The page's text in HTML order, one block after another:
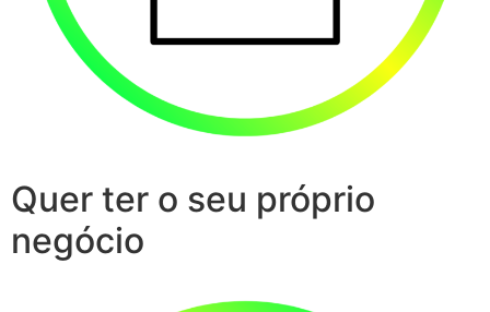
Quer ter o seu próprio
negócio